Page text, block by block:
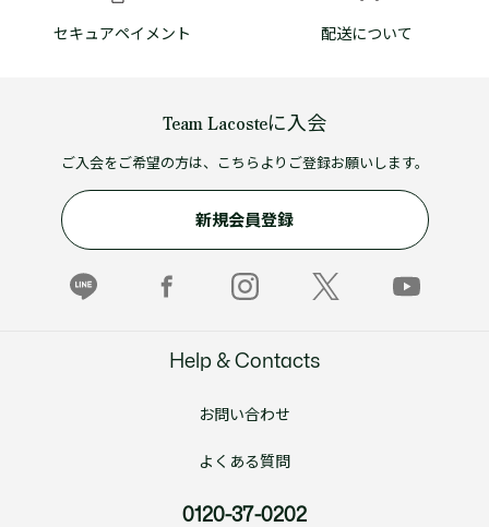
セキュアペイメント 配送について
Team Lacosteに入会
ご入会をご希望の方は、こちらよりご登録お願いします。
新規会員登録
Help & Contacts
お問い合わせ
よくある質問
0120-37-0202